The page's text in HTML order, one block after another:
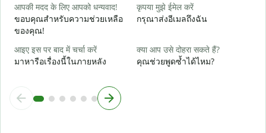
आपकी मदद के लिए आपको धन्यवाद!
ขอบคุณสำหรับความช่วยเหลือ
ของคุณ!
कृपया मुझे ईमेल करें
กรุณาส่งอีเมลถึงฉัน
आइए इस पर बाद में चर्चा करें
มาหารือเรื่องนี้ในภายหลัง
क्या आप उसे दोहरा सकते हैं?
คุณช่วยพูดซ้ำได้ไหม?